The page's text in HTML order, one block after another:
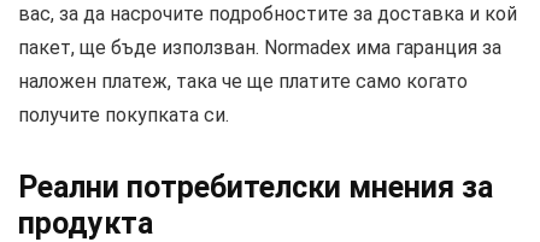
вас, за да насрочите подробностите за доставка и кой
пакет, ще бъде използван. Normadex има гаранция за
наложен платеж, така че ще платите само когато
получите покупката си.
Реални потребителски мнения за
продукта